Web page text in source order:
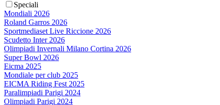
Speciali
Mondiali 2026
Roland Garros 2026
Sportmediaset Live Riccione 2026
Scudetto Inter 2026
Olimpiadi Invernali Milano Cortina 2026
Super Bowl 2026
Eicma 2025
Mondiale per club 2025
EICMA Riding Fest 2025
Paralimpiadi Parigi 2024
Olimpiadi Parigi 2024